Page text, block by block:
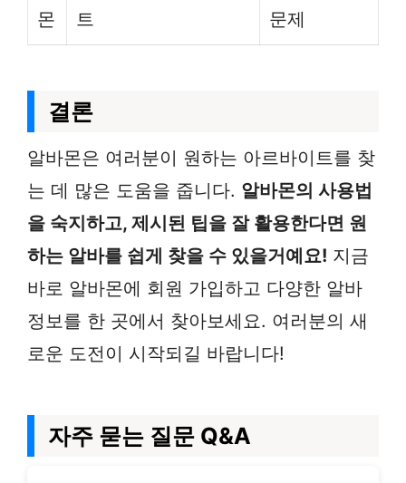
몬
트
문제
결론
알바몬은 여러분이 원하는 아르바이트를 찾
는 데 많은 도움을 줍니다. 알바몬의 사용법
을 숙지하고, 제시된 팁을 잘 활용한다면 원
하는 알바를 쉽게 찾을 수 있을거예요! 지금
바로 알바몬에 회원 가입하고 다양한 알바
정보를 한 곳에서 찾아보세요. 여러분의 새
로운 도전이 시작되길 바랍니다!
자주 묻는 질문 Q&A